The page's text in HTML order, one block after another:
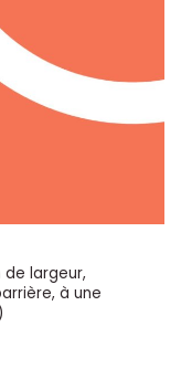
de largeur,
à une